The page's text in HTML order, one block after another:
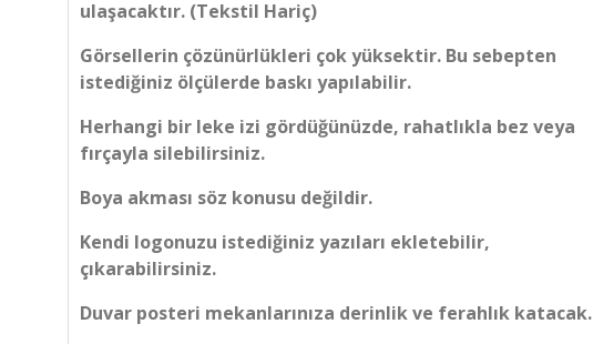
ulaşacaktır. (Tekstil Hariç)
Görsellerin çözünürlükleri çok yüksektir. Bu sebepten
istediğiniz ölçülerde baskı yapılabilir.
Herhangi bir leke izi gördüğünüzde, rahatlıkla bez veya
fırçayla silebilirsiniz.
Boya akması söz konusu değildir.
Kendi logonuzu istediğiniz yazıları ekletebilir,
çıkarabilirsiniz.
Duvar posteri mekanlarınıza derinlik ve ferahlık katacak.